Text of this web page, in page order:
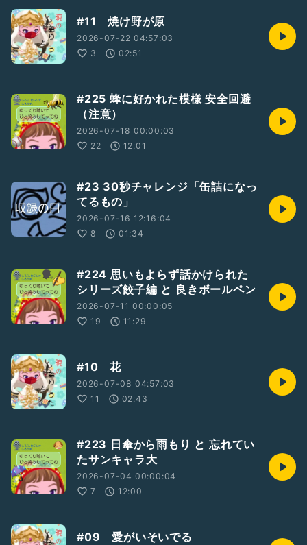
#ニヤニヤ #ガクブル
#TEAMNACS #演劇ユニット
#モスラYEAR
#モスラ #怪獣
#新人さんいらっしゃい
#ミッションok
#11 焼け野が原
2026-07-22 04:57:03
3
02:51
#225 蜂に好かれた模様 安全回避
（注意）
2026-07-18 00:00:03
22
12:01
#23 30秒チャレンジ「缶詰になっ
てるもの」
2026-07-16 12:16:04
8
01:34
#224 思いもよらず話かけられた
シリーズ餃子編 と 良きボールペン
2026-07-11 00:00:05
19
11:29
#10 花
2026-07-08 04:57:03
11
02:43
#223 日傘から雨もり と 忘れてい
たサンキャラ大
2026-07-04 00:00:04
7
12:00
#09 愛がいそいでる